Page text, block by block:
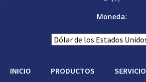
Moneda:
INICIO PRODUCTOS